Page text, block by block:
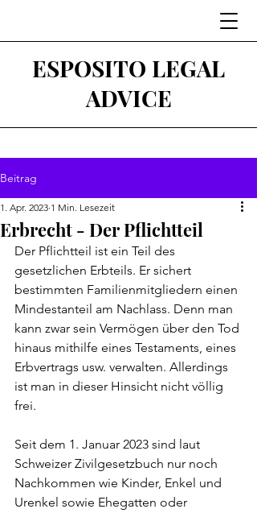
ESPOSITO LEGAL
ADVICE
Beitrag
Erbrecht - Der Pflichtteil
1. Apr. 2023 1 Min. Lesezeit
Der Pflichtteil ist ein Teil des
gesetzlichen Erbteils. Er sichert
bestimmten Familienmitgliedern einen
Mindestanteil am Nachlass. Denn man
kann zwar sein Vermögen über den Tod
hinaus mithilfe eines Testaments, eines
Erbvertrags usw. verwalten. Allerdings
ist man in dieser Hinsicht nicht völlig
frei.
Seit dem 1. Januar 2023 sind laut
Schweizer Zivilgesetzbuch nur noch
Nachkommen wie Kinder, Enkel und
Urenkel sowie Ehegatten oder